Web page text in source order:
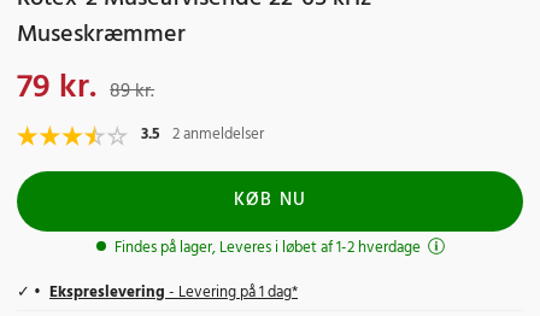
Museskræmmer
Nuværende pris
79 kr. 89 kr.
3.5 2 anmeldelser
KØB NU
Findes på lager, Leveres i løbet af 1-2 hverdage
Ekspreslevering- Levering på 1 dag*